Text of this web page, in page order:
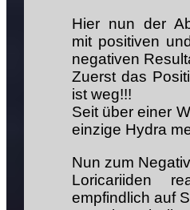
Hier nun der
mit positiven
negativen
Zuerst das
ist weg!!!
Seit über einer
einzige Hydra
Nun zum
Loricariiden
empfindlich auf